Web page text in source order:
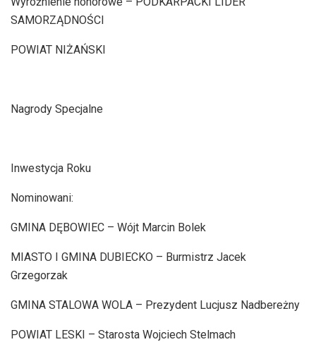
SAMORZĄDNOŚCI
POWIAT NIŻAŃSKI
Nagrody Specjalne
Inwestycja Roku
Nominowani:
GMINA DĘBOWIEC – Wójt Marcin Bolek
MIASTO I GMINA DUBIECKO – Burmistrz Jacek
Grzegorzak
GMINA STALOWA WOLA – Prezydent Lucjusz Nadbereżny
POWIAT LESKI – Starosta Wojciech Stelmach